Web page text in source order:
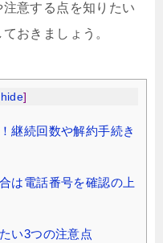
意する点を知りたい
おきましょう。
hide]
継続回数や解約手続き
は電話番号を確認の上
い3つの注意点